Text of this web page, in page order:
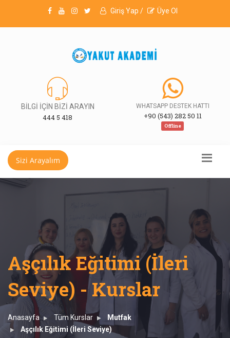
Giriş Yap / Üye Ol
BİLGİ İÇİN BİZİ ARAYIN
444 5 418
WHATSAPP DESTEK HATTI
+90 (543) 282 50 11
Offline
Sizi Arayalım
Aşçılık Eğitimi (İleri
Seviye) - Kurslar
Anasayfa Tüm Kurslar
Mutfak
Aşçılık Eğitimi (İleri Seviye)